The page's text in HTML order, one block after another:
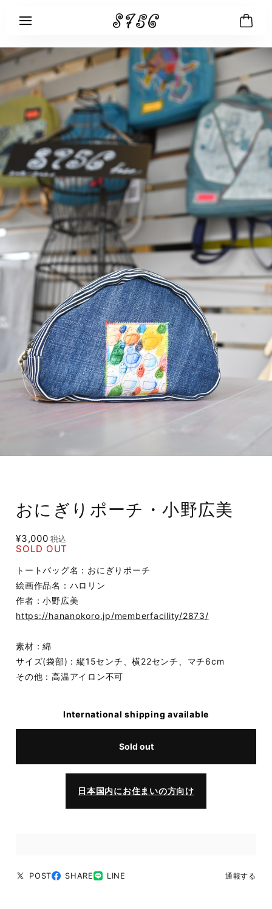
おにぎりポーチ・小野広美
¥3,000 税込
SOLD OUT
トートバッグ名：おにぎりポーチ
絵画作品名：ハロリン
作者：小野広美
https://hananokoro.jp/memberfacility/2873/
素材：綿
サイズ(袋部)：縦15センチ、横22センチ、マチ6cm
その他：高温アイロン不可
International shipping available
Sold out
日本国内にお住まいの方向け
POST SHARE LINE 通報する